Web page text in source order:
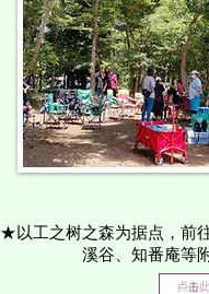
★以工之树之森为据点，前
溪谷、知番庵等
点击